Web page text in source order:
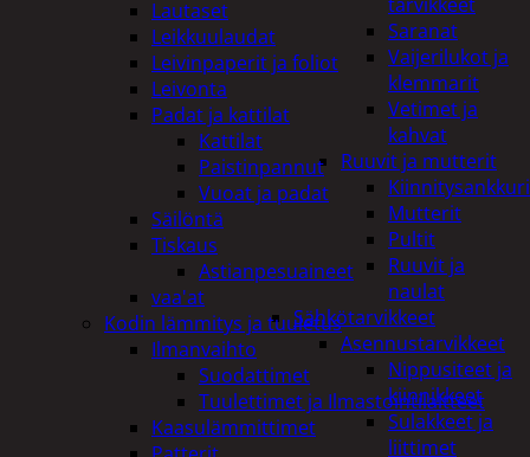
Saranat
Vaijerilukot ja
klemmarit
Vetimet ja
kahvat
Ruuvit ja mutterit
Mutterit
Pultit
Ruuvit ja
naulat
Sähkötarvikkeet
Asennustarvikkeet
Nippusiteet ja
kiinnikkeet
Sulakkeet ja
liittimet
Lautaset
Leikkuulaudat
Leivinpaperit ja foliot
Leivonta
Padat ja kattilat
Kattilat
Paistinpannut
Vuoat ja padat
Säilöntä
Tiskaus
Astianpesuaineet
vaa'at
Kodin lämmitys ja tuuletus
Ilmanvaihto
Suodattimet
Tuulettimet ja Ilmastointilaitteet
Kaasulämmittimet